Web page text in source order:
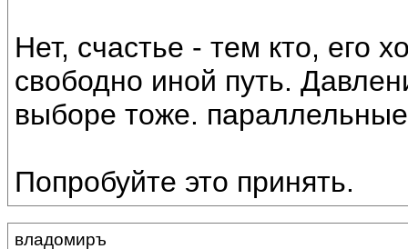
Нет, счастье - тем кто, его
свободно иной путь.
выборе тоже.
Попробуйте это принять.
владомиръ